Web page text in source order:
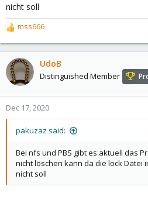
nicht soll
R
e
a
c
t
o
n
mss666
UdoB
Distinguished Member
Dec 17, 2020
pakuzaz said:
Bei nfs und PBS gibt es aktuell das
nicht löschen kann da die lock Datei
nicht soll